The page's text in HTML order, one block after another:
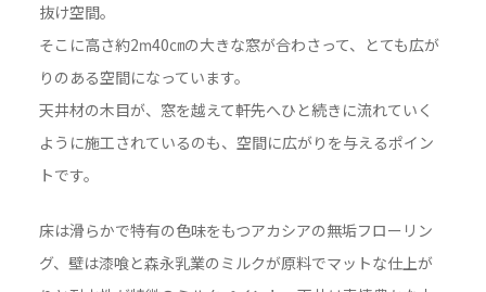
抜け空間。
そこに高さ約2ⅿ40㎝の大きな窓が合わさって、とても広が
りのある空間になっています。
天井材の木目が、窓を越えて軒先へひと続きに流れていく
ように施工されているのも、空間に広がりを与えるポイン
トです。
床は滑らかで特有の色味をもつアカシアの無垢フローリン
グ、壁は漆喰と森永乳業のミルクが原料でマットな仕上が